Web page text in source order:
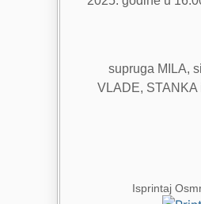
supruga MILA,
VLADE,
Isprintaj